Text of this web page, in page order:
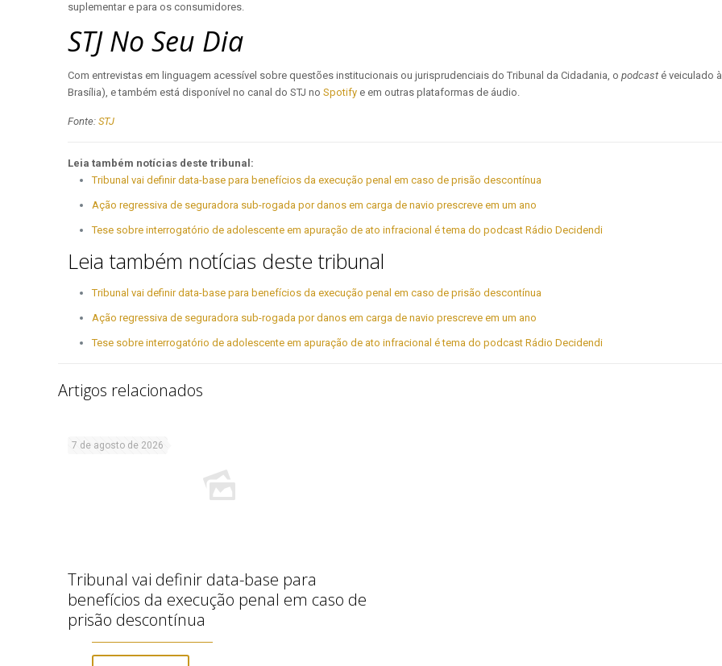
suplementar e para os consumidores.
STJ No Seu Dia
Com entrevistas em linguagem acessível sobre questões institucionais ou jurisprudenciais do Tribunal da Cidadania, o podcast é veiculado
Brasília), e também está disponível no canal do STJ no Spotify e em outras plataformas de áudio.
Fonte: STJ
Leia também notícias deste tribunal:
Tribunal vai definir data-base para benefícios da execução penal em caso de prisão descontínua
Ação regressiva de seguradora sub-rogada por danos em carga de navio prescreve em um ano
Tese sobre interrogatório de adolescente em apuração de ato infracional é tema do podcast Rádio Decidendi
Leia também notícias deste tribunal
Tribunal vai definir data-base para benefícios da execução penal em caso de prisão descontínua
Ação regressiva de seguradora sub-rogada por danos em carga de navio prescreve em um ano
Tese sobre interrogatório de adolescente em apuração de ato infracional é tema do podcast Rádio Decidendi
Artigos relacionados
7 de agosto de 2026
Tribunal vai definir data-base para
benefícios da execução penal em caso de
prisão descontínua